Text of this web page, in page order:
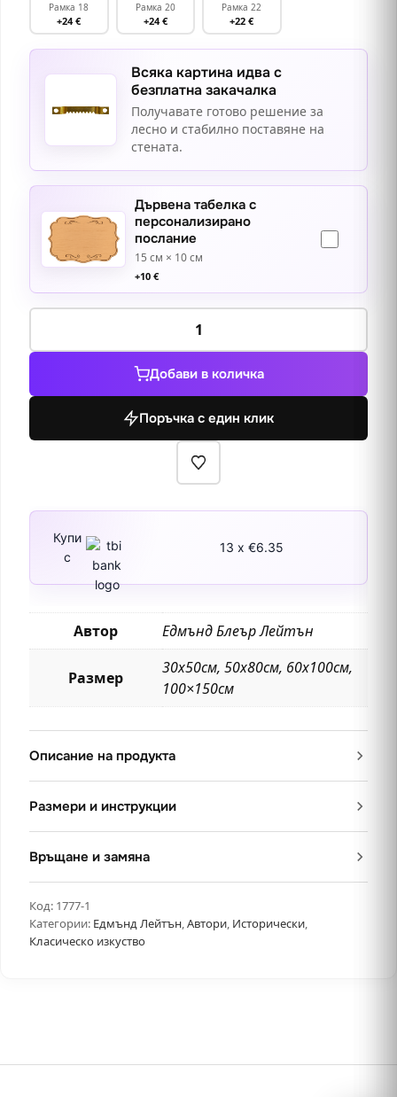
Рамка 18
+24 €
Рамка 20
+24 €
Рамка 22
+22 €
Всяка картина идва с
безплатна закачалка
Получавате готово решение за
лесно и стабилно поставяне на
стената.
Дървена табелка с
персонализирано
послание
15 см × 10 см
+10 €
количество
Фаворит
Добави в количка
Поръчка с един клик
Купи
с
13 x €6.35
Автор Едмънд Блеър Лейтън
Размер
30х50см, 50х80см, 60х100см,
100×150см
Описание на продукта
Размери и инструкции
Връщане и замяна
Код: 1777-1
Категории: Едмънд Лейтън,Автори, Исторически,
Класическо изкуство